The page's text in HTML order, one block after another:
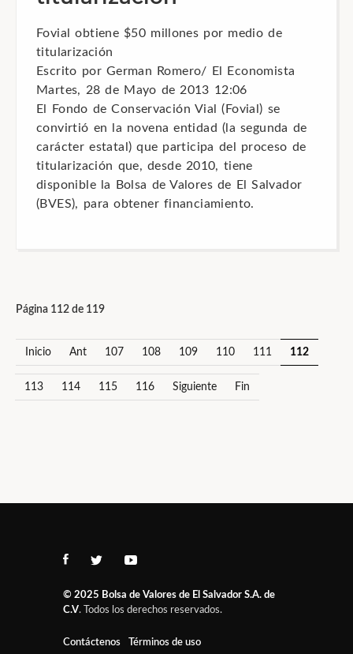
Fovial obtiene $50 millones por medio de
titularización
Escrito por German Romero/ El Economista
Martes, 28 de Mayo de 2013 12:06
El Fondo de Conservación Vial (Fovial) se
convirtió en la novena entidad (la segunda de
carácter estatal) que participa del proceso de
titularización que, desde 2010, tiene
disponible la Bolsa de Valores de El Salvador
(BVES), para obtener financiamiento.
Página 112 de 119
Inicio Ant 107 108 109 110 111 112
113 114 115 116 Siguiente Fin
© 2025 Bolsa de Valores de El Salvador S.A. de
C.V. Todos los derechos reservados.
Contáctenos Términos de uso